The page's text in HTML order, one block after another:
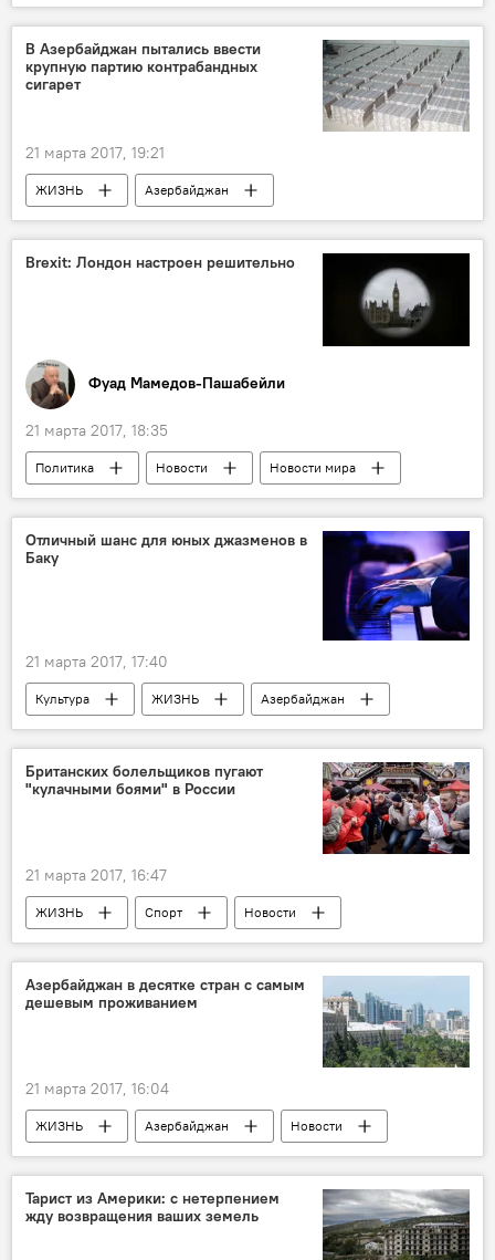
События и даты
Новости
Аскер Рагимов
Азербайджанский государственный русский драматический театр
В Азербайджан пытались ввести
крупную партию контрабандных
сигарет
21 марта 2017, 19:21
ЖИЗНЬ
Азербайджан
Происшествия
Новости
Россия
Россия
Табачные изделия
Brexit: Лондон настроен решительно
Фуад Мамедов-Пашабейли
21 марта 2017, 18:35
Политика Новости
Новости мира
Колумнисты
Великобритания
Тереза Мэй
Brexit
Отличный шанс для юных джазменов в
Баку
21 марта 2017, 17:40
Культура ЖИЗНЬ
Азербайджан
Новости
Британских болельщиков пугают
"кулачными боями" в России
21 марта 2017, 16:47
ЖИЗНЬ Спорт
Новости
Россия
Россия
Британия
The Mirror
ЧМ-2018 Болельщики
Азербайджан в десятке стран с самым
дешевым проживанием
21 марта 2017, 16:04
ЖИЗНЬ Азербайджан Новости
Тарист из Америки: с нетерпением
жду возвращения ваших земель